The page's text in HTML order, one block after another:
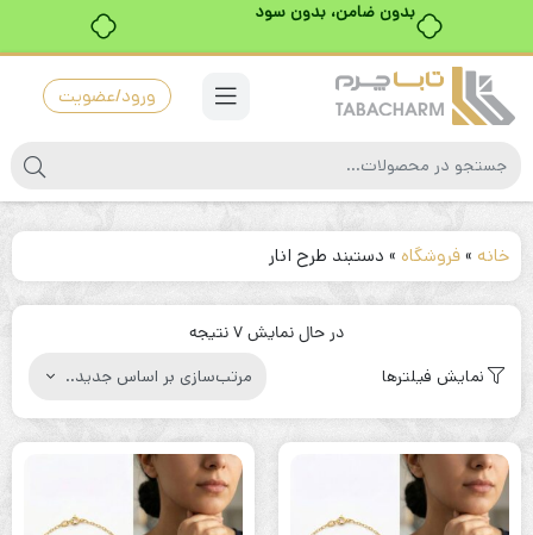
بدون ضامن، بدون سود
ورود/عضویت
خانه »فروشگاه » دستبند طرح انار
در حال نمایش 7 نتیجه
مرتب‌سازی
اساس
نمایش فیلترها